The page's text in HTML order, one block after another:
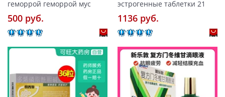
геморрой геморрой мус
500 pуб.
эстрогенные таблетки 21
1136 pуб.